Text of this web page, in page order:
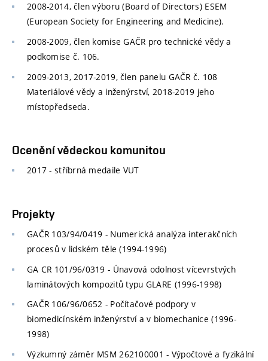
2008-2014, člen výboru (Board of Directors) ESEM
(European Society for Engineering and Medicine).
2008-2009,člen komise GAČR pro technické vědy a
podkomise č. 106.
2009-2013, 2017-2019, člen panelu GAČR č. 108
Materiálové vědy a inženýrství, 2018-2019 jeho
místopředseda.
Ocenění vědeckou komunitou
2017 - stříbrná medaile VUT
Projekty
GAČR 103/94/0419 - Numerická analýza interakčních
procesů v lidském těle (1994-1996)
GA CR 101/96/0319 - Únavová odolnost vícevrstvých
laminátových kompozitů typu GLARE (1996-1998)
GAČR 106/96/0652 - Počítačové podpory v
biomedicínském inženýrství a v biomechanice (1996-
1998)
Výzkumný záměr MSM 262100001 - Výpočtové a fyzikální